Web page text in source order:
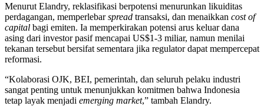
Menurut Elandry, reklasifikasi berpotensi menurunkan likuiditas
perdagangan, memperlebarspread transaksi, dan menaikkan cost of
capital bagi emiten. Ia memperkirakan potensi arus keluar dana
asing dari investor pasif mencapai US$1-3 miliar, namun menilai
tekanan tersebut bersifat sementara jika regulator dapat mempercepat
reformasi.
“Kolaborasi OJK, BEI, pemerintah, dan seluruh pelaku industri
sangat penting untuk menunjukkan komitmen bahwa Indonesia
tetap layak menjadi emerging market,” tambah Elandry.